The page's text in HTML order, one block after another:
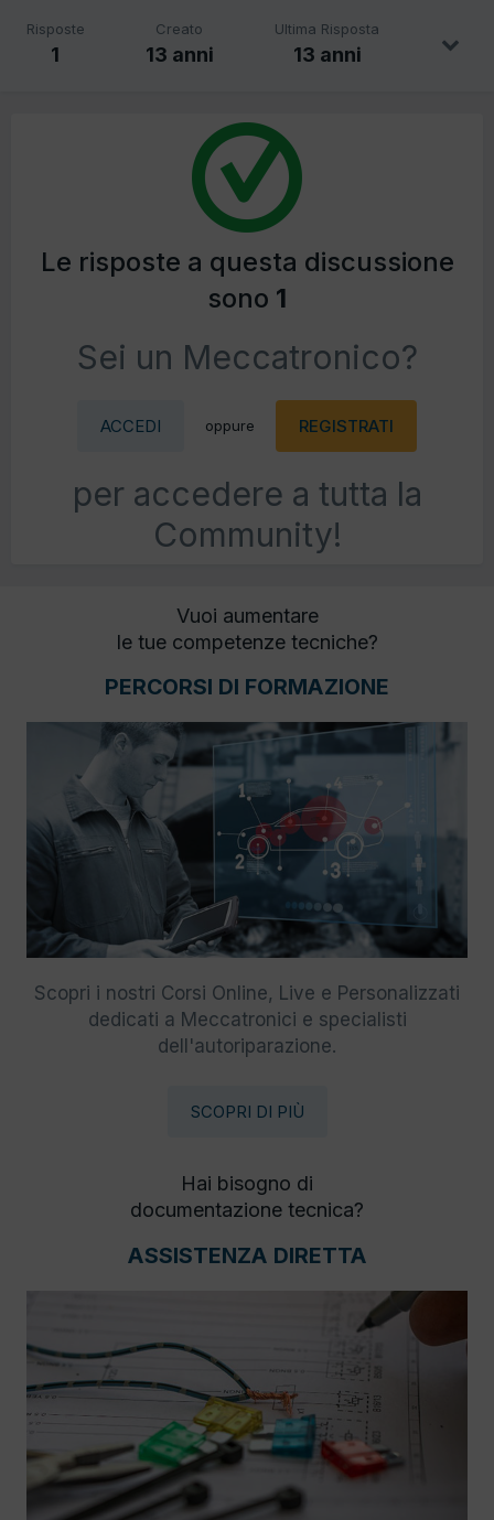
Risposte
1
Creato
13 anni
Ultima Risposta
13 anni
Le risposte a questa discussione
sono 1
Sei un Meccatronico?
ACCEDI oppure REGISTRATI
per accedere a tutta la
Community!
Vuoi aumentare
le tue competenze tecniche?
PERCORSI DI FORMAZIONE
Scopri i nostri Corsi Online, Live e Personalizzati
dedicati a Meccatronici e specialisti
dell'autoriparazione.
SCOPRI DI PIÙ
Hai bisogno di
documentazione tecnica?
ASSISTENZA DIRETTA